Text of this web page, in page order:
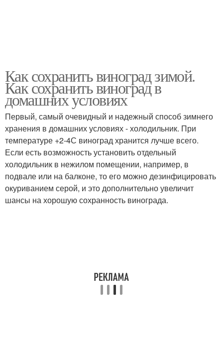
Как сохранить виноград зимой.
Как сохранить виноград в
домашних условиях
Первый, самый очевидный и надежный способ зимнего
хранения в домашних условиях - холодильник. При
температуре +2-4С виноград хранится лучше всего.
Если есть возможность установить отдельный
холодильник в нежилом помещении, например, в
подвале или на балконе, то его можно дезинфицировать
окуриванием серой, и это дополнительно увеличит
шансы на хорошую сохранность винограда.